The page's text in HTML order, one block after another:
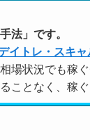
法」です。
イトレ・スキ
場状況でも稼
ことなく、稼ぐ